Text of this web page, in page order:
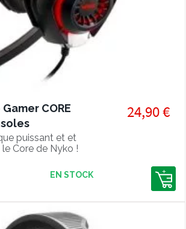
CORE
puissant et et
Core de Nyko !
24,90 €
EN STOCK